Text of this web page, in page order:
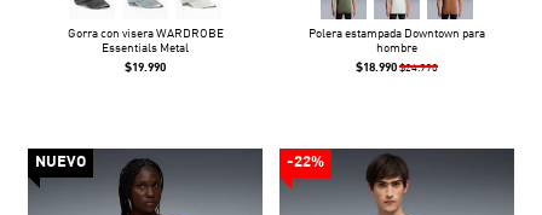
Gorra con visera WARDROBE
Essentials Metal
$19.990
Polera estampada Downtown para
hombre
$18.990 $24.990
NUEVO -22%